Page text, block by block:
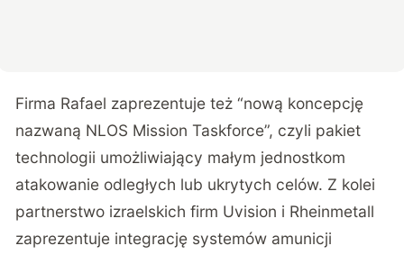
Firma Rafael zaprezentuje też “nową koncepcję
nazwaną NLOS Mission Taskforce”, czyli pakiet
technologii umożliwiający małym jednostkom
atakowanie odległych lub ukrytych celów. Z kolei
partnerstwo izraelskich firm Uvision i Rheinmetall
zaprezentuje integrację systemów amunicji